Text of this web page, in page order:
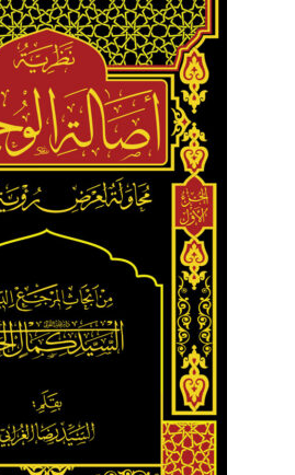
برگه نمونه
تماس با ما
ثبت شکایات
حساب کاربری من
سبد خرید